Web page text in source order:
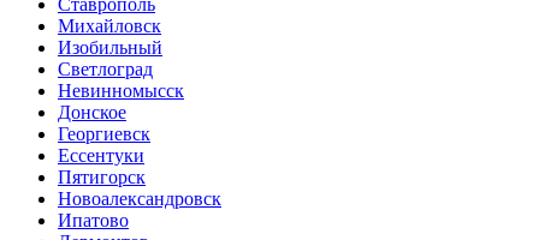
Михайловск
Изобильный
Светлоград
Невинномысск
Донское
Георгиевск
Ессентуки
Пятигорск
Новоалександровск
Ипатово